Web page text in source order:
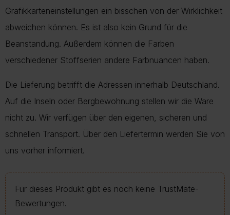
Grafikkarteneinstellungen ein bisschen von der Wirklichkeit
abweichen können. Es ist also kein Grund für die
Beanstandung. Außerdem können die Farben
verschiedener Stoffserien andere Farbnuancen haben.
Die Lieferung betrifft die Adressen innerhalb Deutschland.
Auf die Inseln oder Bergbewohnung stellen wir die Ware
nicht zu. Wir verfügen über den eigenen, sicheren und
schnellen Transport. Über den Liefertermin werden Sie von
uns vorher informiert.
Für dieses Produkt gibt es noch keine TrustMate-
Bewertungen.